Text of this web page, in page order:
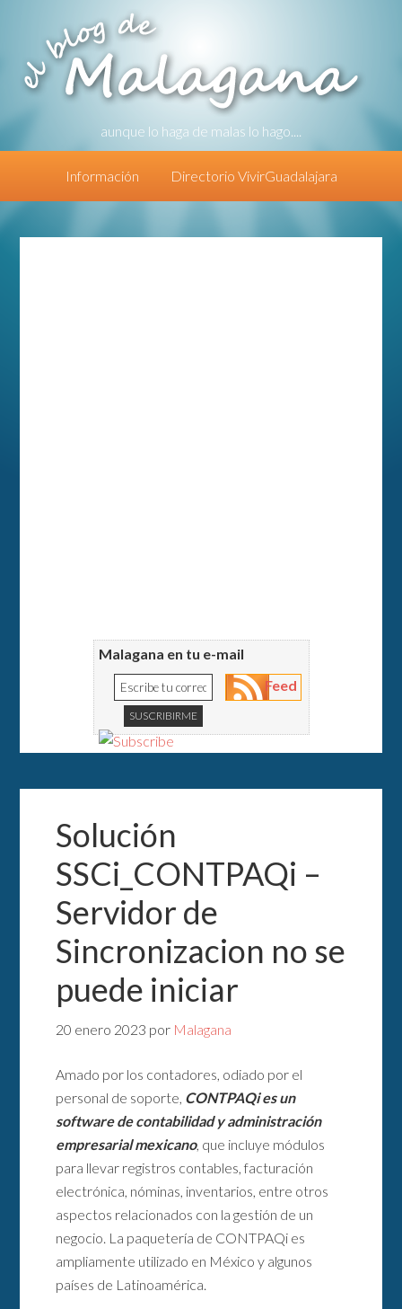
aunque lo haga de malas lo hago....
Información Directorio VivirGuadalajara
Malagana en tu e-mail
Feed
Solución
SSCi_CONTPAQi –
Servidor de
Sincronizacion no se
puede iniciar
20 enero 2023 por Malagana
Amado por los contadores, odiado por el
personal de soporte, CONTPAQi es un
software de contabilidad y administración
empresarial mexicano, que incluye módulos
para llevar registros contables, facturación
electrónica, nóminas, inventarios, entre otros
aspectos relacionados con la gestión de un
negocio. La paquetería de CONTPAQi es
ampliamente utilizado en México y algunos
países de Latinoamérica.